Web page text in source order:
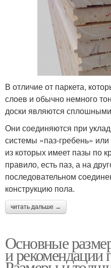
В отличие от паркета,
слоев и обычно немного
доски являются
Они соединяются при
системы «паз-гребень»
из которых имеет пазы по
правило, есть паз, а на
последовательном
конструкцию пола.
читать дальше →
Основные
и рекомендации